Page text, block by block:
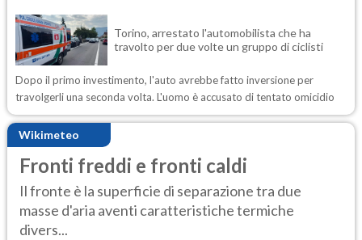
Torino, arrestato l'automobilista che ha
travolto per due volte un gruppo di ciclisti
Dopo il primo investimento, l'auto avrebbe fatto inversione per
travolgerli una seconda volta. L'uomo è accusato di tentato omicidio
Wikimeteo
Fronti freddi e fronti caldi
Il fronte è la superficie di separazione tra due
masse d'aria aventi caratteristiche termiche
divers...